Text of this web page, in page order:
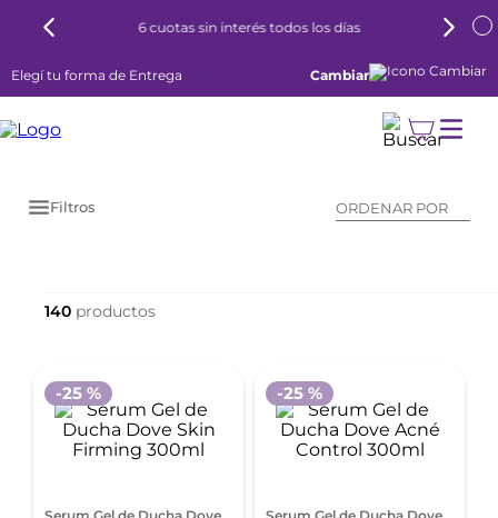
6 cuotas sin interés todos los días
Elegí tu forma de Entrega Cambiar
Filtros ORDENAR POR
140
-25 % -25 %